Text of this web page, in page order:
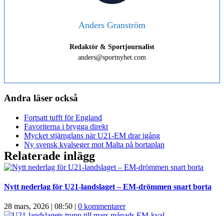
Anders Granström
Redaktör & Sportjournalist
anders@sportnyhet.com
Andra läser också
Fortsatt tufft för England
Favoriterna i brygga direkt
Mycket stjärnglans när U21-EM drar igång
Ny svensk kvalseger mot Malta på bortaplan
Relaterade inlägg
Nytt nederlag för U21-landslaget – EM-drömmen snart borta
28 mars, 2026 | 08:50 | 0 kommentarer